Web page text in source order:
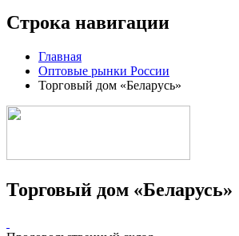
Строка навигации
Главная
Оптовые рынки России
Торговый дом «Беларусь»
Торговый дом «Беларусь»